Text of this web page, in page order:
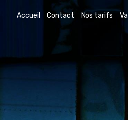
Accueil Contact Nos tarifs